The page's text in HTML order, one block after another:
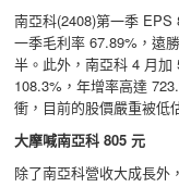
南亞科(2408)第一季
一季毛利率 67.89%，遠
半。此外，南亞科 4 月
108.3%，年增率高達
衝，目前的股價嚴重被低
大摩喊南亞科 805 元
除了南亞科營收大成長外